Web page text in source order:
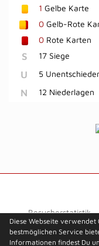
1 Gelbe Karte
0 Gelb-Rote
0 Rote Karten
S 17 Siege
U 5
N 12 Niederlagen
Besucherstatistik
Diese Webseite verwendet
bestmöglichen Service
Informationen findest Du